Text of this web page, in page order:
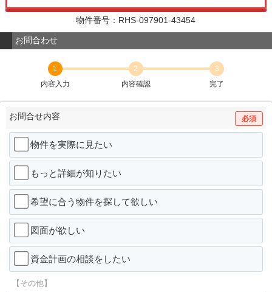
物件番号：RHS-097901-43454
お問合わせ
1
内容入力
2
内容確認
3
完了
お問合せ内容 必須
物件を実際に見たい
もっと詳細が知りたい
希望に合う物件を探して欲しい
図面が欲しい
資金計画の相談をしたい
【その他】